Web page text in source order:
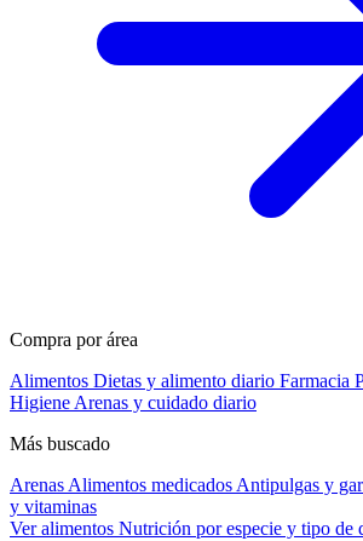
Compra por área
Alimentos Dietas y alimento diario Farmacia
Higiene Arenas y cuidado diario
Más buscado
Arenas Alimentos medicados Antipulgas y
y vitaminas
Ver alimentos Nutrición por especie y tipo de